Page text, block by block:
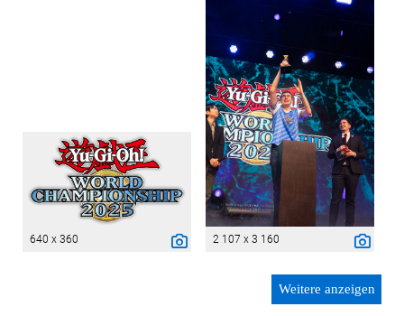
640 x 360 2 107 x 3 160
Weitere anzeigen